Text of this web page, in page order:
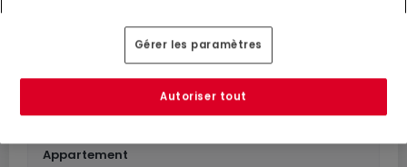
60 m²
186 052 €
2
60 m²
188 615 €
Appartement
Gérer les paramètres
Autoriser tout